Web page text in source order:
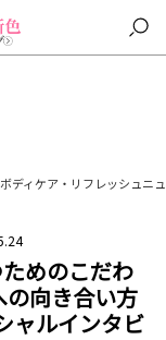
ディケア・リフレッシュニ
めのこだわ
の向き合い方
ャルインタビ